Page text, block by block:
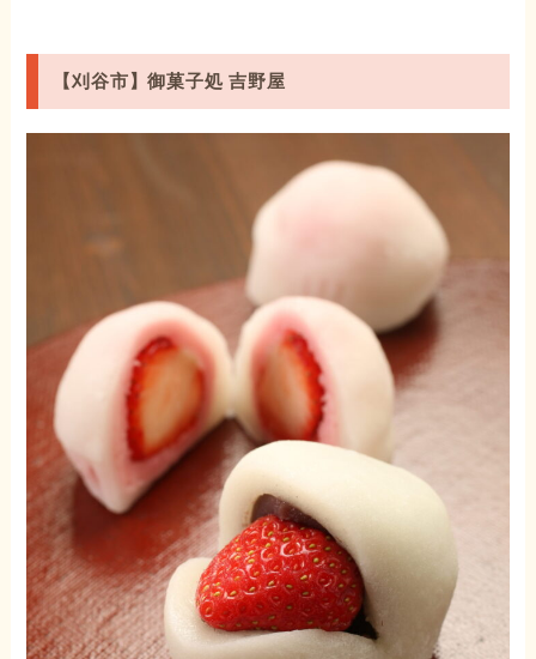
【刈谷市】御菓子処 吉野屋